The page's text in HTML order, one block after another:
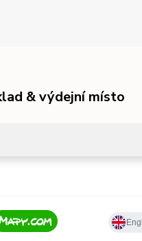
& výdejní místo